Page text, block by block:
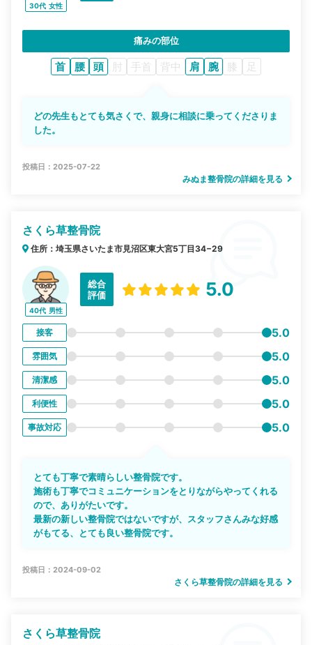
30代 女性
痛みの部位
首 腰 頭 肘 手首 背中 肩 腕 膝 足
どの先生もとても気さくで、親身に相談に乗ってくださりま
した。
投稿日：2025-07-22
みぬま整骨院の詳細を見る
さくら草整骨院
住所：埼玉県さいたま市見沼区東大宮5丁目34−29
40代 男性
総合
評価
5.0
接客 5.0
雰囲気 5.0
清潔感 5.0
利便性 5.0
事故対応 5.0
とても丁寧で素晴らしい整骨院です。
施術も丁寧でコミュニケーションをとりながらやってくれる
ので、ありがたいです。
最新の新しい整骨院ではないですが、スタッフさんみな好感
がもてる、とても良い整骨院です。
投稿日：2024-09-02
さくら草整骨院の詳細を見る
さくら草整骨院